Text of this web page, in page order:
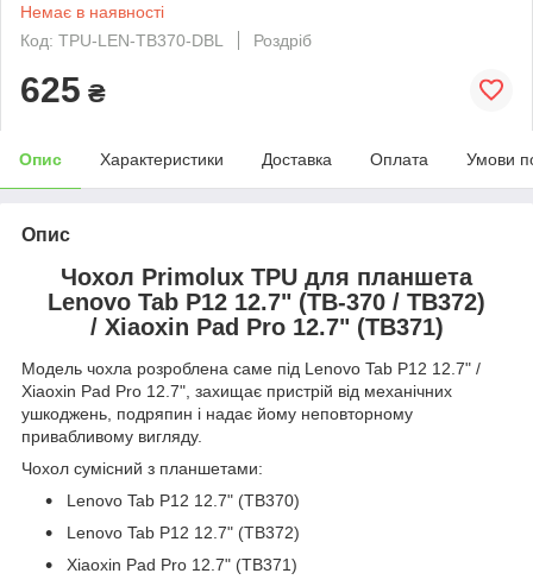
Немає в наявності
Код: TPU-LEN-TB370-DBL
Роздріб
625 ₴
Опис Характеристики Доставка Оплата Умови
Опис
Чохол Primolux TPU для планшета
Lenovo Tab P12 12.7" (TB-370 / TB372)
/ Xiaoxin Pad Pro 12.7" (TB371)
Модель чохла розроблена саме під Lenovo Tab P12 12.7" /
Xiaoxin Pad Pro 12.7", захищає пристрій від механічних
ушкоджень, подряпин і надає йому неповторному
привабливому вигляду.
Чохол сумісний з планшетами:
Lenovo Tab P12 12.7" (TB370)
Lenovo Tab P12 12.7" (TB372)
Xiaoxin Pad Pro 12.7" (TB371)